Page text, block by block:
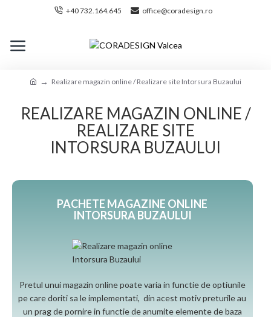
+40 732.164.645 office@coradesign.ro
Realizare magazin online / Realizare site Intorsura Buzaului
REALIZARE MAGAZIN ONLINE /
REALIZARE SITE
INTORSURA BUZAULUI
PACHETE MAGAZINE ONLINE
INTORSURA BUZAULUI
Pretul unui magazin online poate varia in functie de optiunile
pe care doriti sa le implementati, din acest motiv preturile au
un prag de pornire in functie de anumite elemente de baza